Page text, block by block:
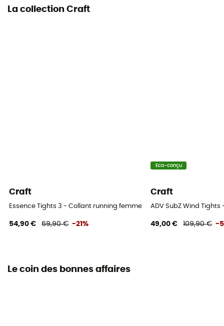
La collection Craft
Craft
Essence Tights 3 - Collant running femme
54,90 € 69,90 € -21%
Eco-conçu
Craft
ADV SubZ Wind
49,00 € 109,90 € -
Le coin des bonnes affaires